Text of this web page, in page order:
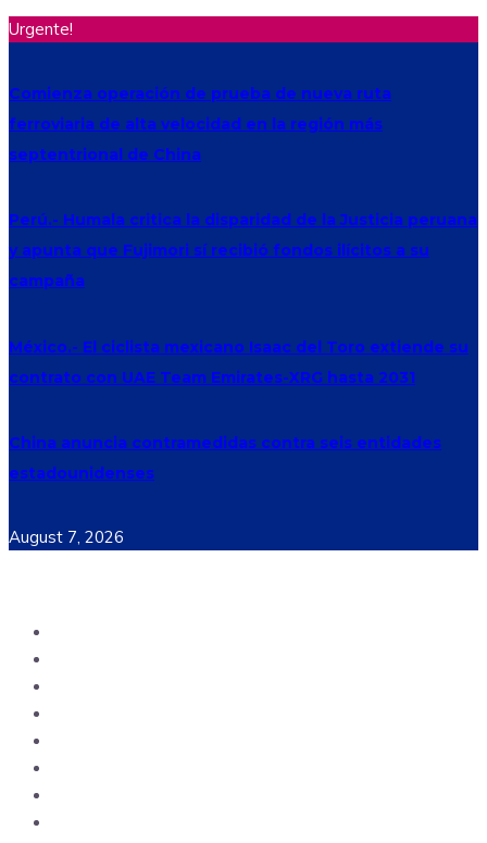
Urgente!
Comienza operación de prueba de nueva ruta
ferroviaria de alta velocidad en la región más
septentrional de China
Perú.- Humala critica la disparidad de la Justicia peruana
y apunta que Fujimori sí recibió fondos ilícitos a su
campaña
México.- El ciclista mexicano Isaac del Toro extiende su
contrato con UAE Team Emirates-XRG hasta 2031
China anuncia contramedidas contra seis entidades
estadounidenses
August 7, 2026